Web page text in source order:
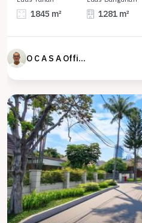
1845 m² 1281 m²
O C A S A Official property perfected